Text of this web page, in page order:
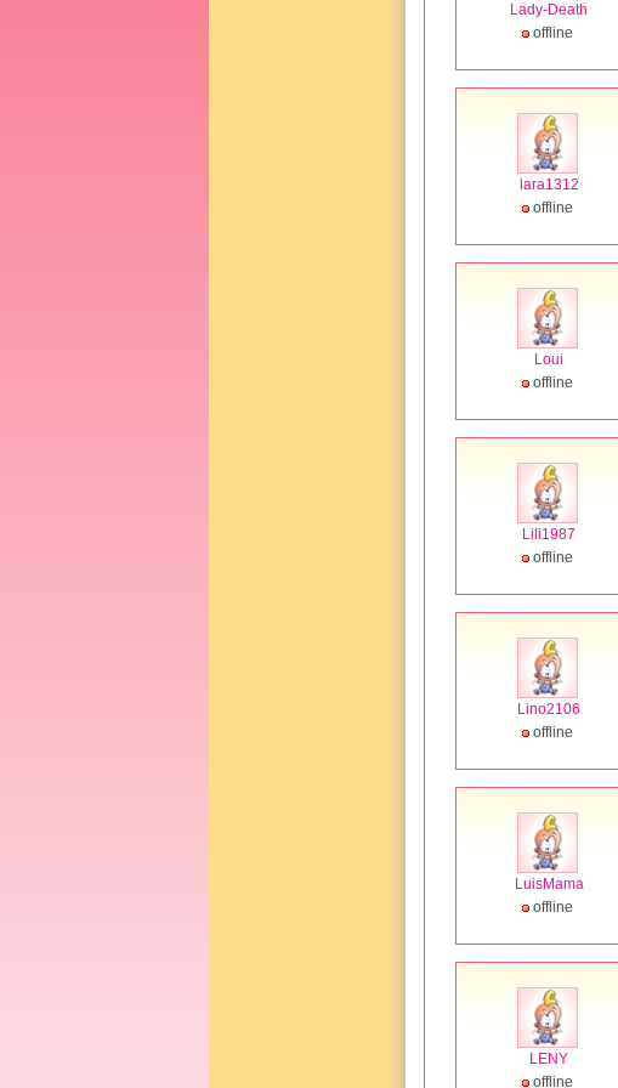
Lady-Death
offline
lara1312
offline
Loui
offline
Lili1987
offline
Lino2106
offline
LuisMama
offline
LENY
offline